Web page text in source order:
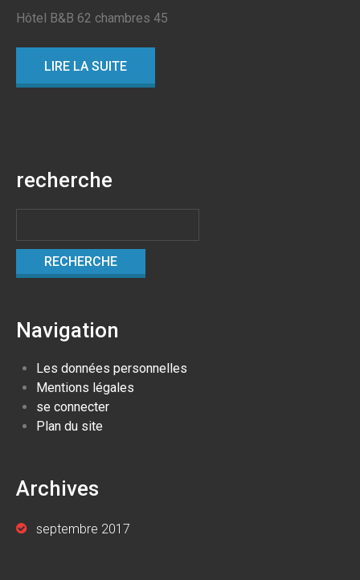
Hôtel B&B 62 chambres 45
LIRE LA SUITE
recherche
Navigation
Les données personnelles
Mentions légales
se connecter
Plan du site
Archives
septembre 2017